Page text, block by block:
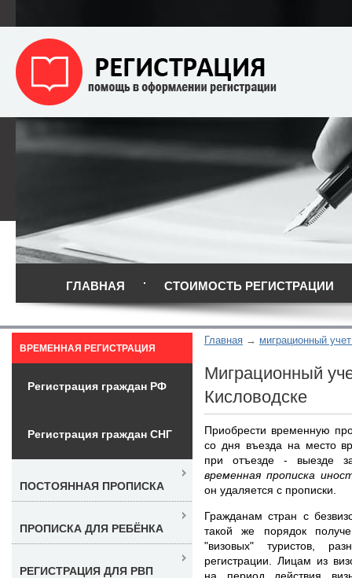
ГЛАВНАЯ СТОИМОСТЬ РЕГИСТРАЦИИ
Главная миграционный
Миграционный
Кисловодске
Приобрести временную
со дня въезда на место
при отъезде - выезде
временная прописка
он удаляется с прописки.
Гражданам стран с
такой же порядок
"визовых" туристов,
регистрации. Лицам из
на период действия
ВРЕМЕННАЯ РЕГИСТРАЦИЯ
Регистрация граждан РФ
Регистрация граждан СНГ
ПОСТОЯННАЯ ПРОПИСКА
ПРОПИСКА ДЛЯ РЕБЁНКА
РЕГИСТРАЦИЯ ДЛЯ РВП